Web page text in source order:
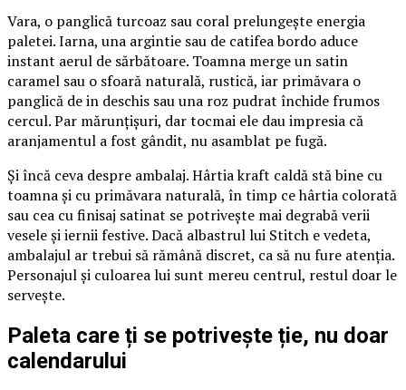
Vara, o panglică turcoaz sau coral prelungește energia
paletei. Iarna, una argintie sau de catifea bordo aduce
instant aerul de sărbătoare. Toamna merge un satin
caramel sau o sfoară naturală, rustică, iar primăvara o
panglică de in deschis sau una roz pudrat închide frumos
cercul. Par mărunțișuri, dar tocmai ele dau impresia că
aranjamentul a fost gândit, nu asamblat pe fugă.
Și încă ceva despre ambalaj. Hârtia kraft caldă stă bine cu
toamna și cu primăvara naturală, în timp ce hârtia colorată
sau cea cu finisaj satinat se potrivește mai degrabă verii
vesele și iernii festive. Dacă albastrul lui Stitch e vedeta,
ambalajul ar trebui să rămână discret, ca să nu fure atenția.
Personajul și culoarea lui sunt mereu centrul, restul doar le
servește.
Paleta care ți se potrivește ție, nu doar
calendarului